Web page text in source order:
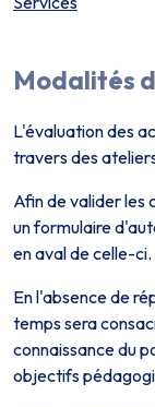
Modalités
L'évaluation des
travers des
Afin de valider les
un formulaire
en aval de celle-ci.
En l'absence de
temps sera
connaissance du
objectifs